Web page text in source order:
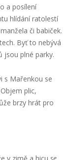
a posílení
hlídání ratolestí
či babiček.
Byť to nebývá
jsou plné parky.
s Mařenkou se
plic,
brzy hrát pro